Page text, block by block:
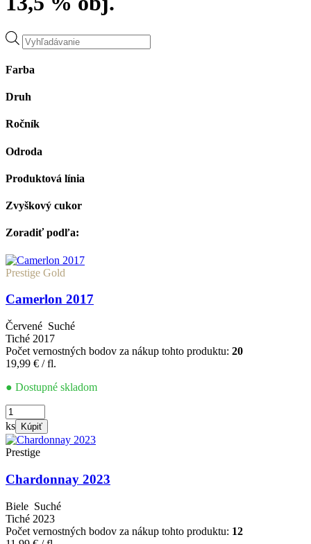
Products
search
Farba
Druh
Ročník
Odroda
Produktová línia
Zvyškový cukor
Zoradiť podľa:
Prestige Gold
Camerlon 2017
Červené Suché
Tiché 2017
Počet vernostných bodov za nákup tohto produktu: 20
19,99 € / fl.
● Dostupné skladom
množstvo
Camerlon
2017
ks Kúpiť
Prestige
Chardonnay 2023
Biele Suché
Tiché 2023
Počet vernostných bodov za nákup tohto produktu: 12